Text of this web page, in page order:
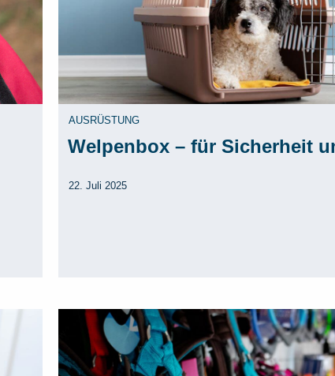
AUSRÜSTUNG
Welpenbox – für Sicherheit
22. Juli 2025